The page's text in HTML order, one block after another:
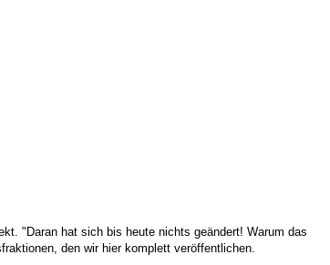
"Daran hat sich bis heute nichts geändert! Warum das
den wir hier komplett veröffentlichen.